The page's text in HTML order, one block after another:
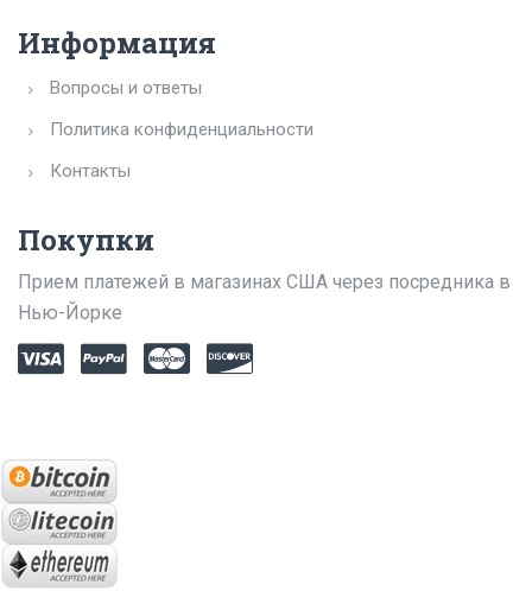
Информация
Вопросы и ответы
Политика конфиденциальности
Контакты
Покупки
Прием платежей в магазинах США через посредника в
Нью-Йорке